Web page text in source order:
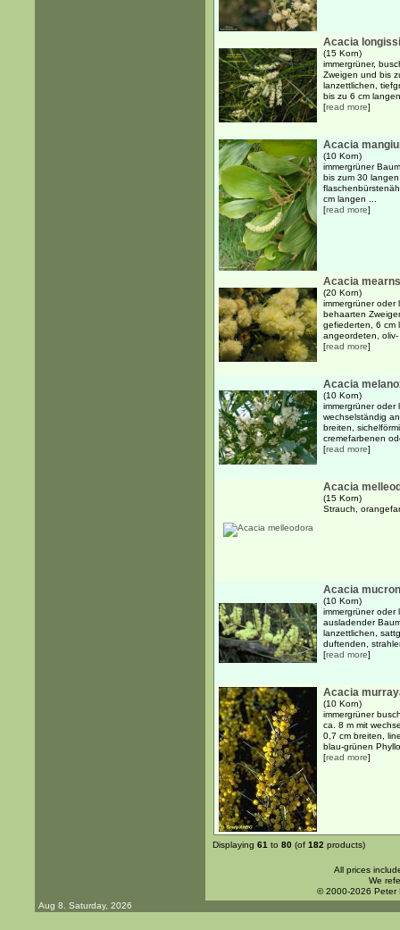
Acacia
(15 Korn)
immergrüner,
Zweigen und bis
lanzettlichen,
bis zu 6 cm
[read more]
Acacia
(10 Korn)
immergrüner
bis zum 30
cm langen ...
[read more]
Acacia
(20 Korn)
immergrüner oder
behaarten
gefiederten, 6 cm
angeordeten,
[read more]
Acacia
(10 Korn)
immergrüner oder
wechselständig
breiten,
cremefarbenen
[read more]
Acacia
(15 Korn)
Strauch,
Acacia
(10 Korn)
immergrüner oder
ausladender
lanzettlichen,
duftenden,
[read more]
Acacia
(10 Korn)
immergrüner
ca. 8 m mit
0,7 cm breiten,
blau-grünen
[read more]
Displaying 61 to 80 (of 182 products)
All prices
We
© 2000-2026 Peter
Aug 8. Saturday, 2026